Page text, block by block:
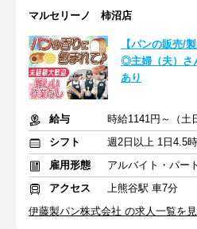
マルセリーノ 柿沼店
【パンの販売/
◎主婦（夫）さ
あり
給与
シフト
雇用形態
アルバイト・パート
アクセス
上熊谷駅 車7分
伊藤製パン株式会社 の求人一覧を